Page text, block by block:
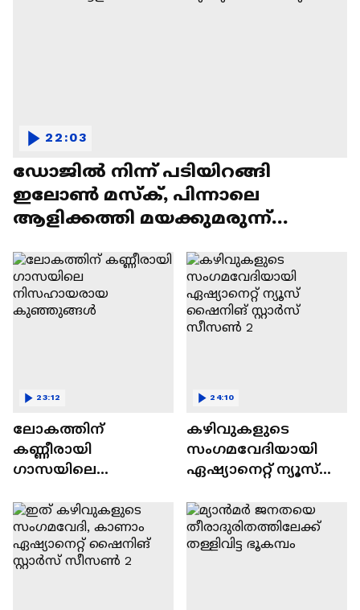
ഡോജിൽ നിന്ന് പടിയിറങ്ങി
ഇലോൺ മസ്ക്, പിന്നാലെ
ആളിക്കത്തി മയക്കുമരുന്ന്
22:03
ലോകത്തിന്
കണ്ണീരായി
ഗാസയിലെ
കുഞ്ഞുങ്ങൾ
23:12
കഴിവുകളുടെ
സംഗമവേദിയായി
ഏഷ്യാനെറ്റ് ന്യൂസ്
സീസൺ 2
24:10